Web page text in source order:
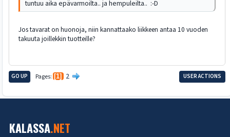
tuntuu aika epävarmoilta.. ja hempuleilta.. :-D
Jos tavarat on huonoja, niin kannattaako liikkeen antaa 10 vuoden
takuuta joillekkin tuotteille?
GO UP Pages 1 2 USER ACTIONS
KALASSA.NET